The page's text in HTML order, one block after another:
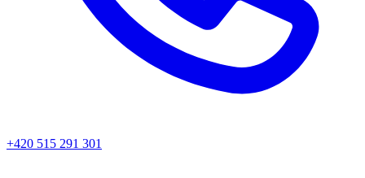
+420 515 291 301